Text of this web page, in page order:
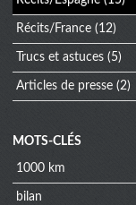
Récits/France (12)
Trucs et astuces (5)
Articles de presse (2)
MOTS-CLÉS
1000 km
bilan